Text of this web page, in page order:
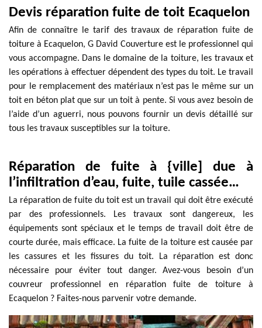
Devis réparation fuite de toit Ecaquelon
Afin de connaître le tarif des travaux de réparation fuite de
toiture à Ecaquelon, G David Couverture est le professionnel qui
vous accompagne. Dans le domaine de la toiture, les travaux et
les opérations à effectuer dépendent des types du toit. Le travail
pour le remplacement des matériaux n’est pas le même sur un
toit en béton plat que sur un toit à pente. Si vous avez besoin de
l’aide d’un aguerri, nous pouvons fournir un devis détaillé sur
tous les travaux susceptibles sur la toiture.
Réparation de fuite à {ville] due à
l’infiltration d’eau, fuite, tuile cassée…
La réparation de fuite du toit est un travail qui doit être exécuté
par des professionnels. Les travaux sont dangereux, les
équipements sont spéciaux et le temps de travail doit être de
courte durée, mais efficace. La fuite de la toiture est causée par
les cassures et les fissures du toit. La réparation est donc
nécessaire pour éviter tout danger. Avez-vous besoin d’un
couvreur professionnel en réparation fuite de toiture à
Ecaquelon ? Faites-nous parvenir votre demande.